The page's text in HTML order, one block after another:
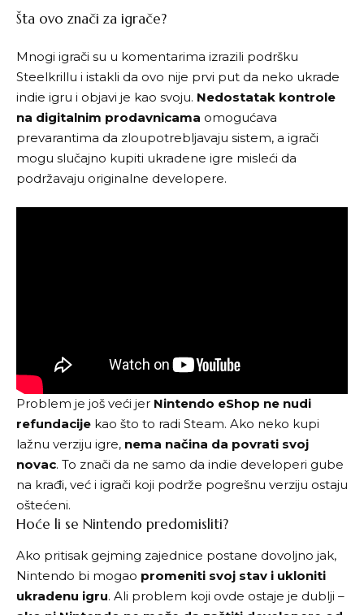
Šta ovo znači za igrače?
Mnogi igrači su u komentarima izrazili podršku
Steelkrillu i istakli da ovo nije prvi put da neko ukrade
indie igru i objavi je kao svoju. Nedostatak kontrole
na digitalnim prodavnicama omogućava
prevarantima da zloupotrebljavaju sistem, a igrači
mogu slučajno kupiti ukradene igre misleći da
podržavaju originalne developere.
Problem je još veći jer Nintendo eShop ne nudi
refundacije kao što to radi Steam. Ako neko kupi
lažnu verziju igre, nema načina da povrati svoj
novac. To znači da ne samo da indie developeri gube
na krađi, već i igrači koji podrže pogrešnu verziju ostaju
oštećeni.
Hoće li se Nintendo predomisliti?
Ako pritisak gejming zajednice postane dovoljno jak,
Nintendo bi mogao promeniti svoj stav i ukloniti
ukradenu igru. Ali problem koji ovde ostaje je dublji –